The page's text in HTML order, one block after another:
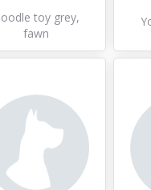
toy grey,
fawn